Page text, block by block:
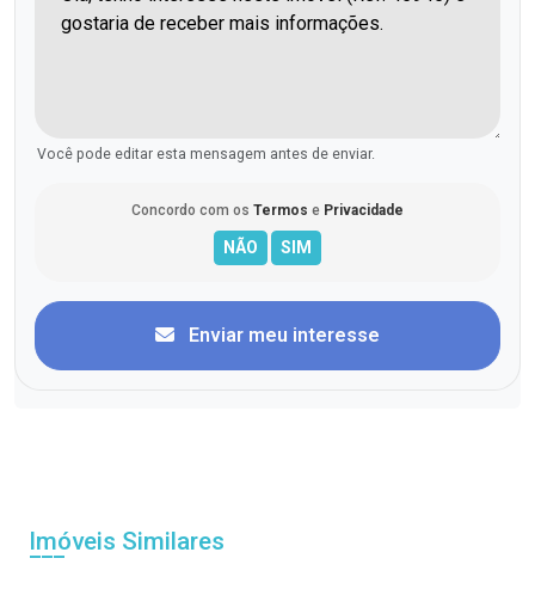
Você pode editar esta mensagem antes de enviar.
Concordo com os Termos e Privacidade
Enviar meu interesse
Imóveis Similares